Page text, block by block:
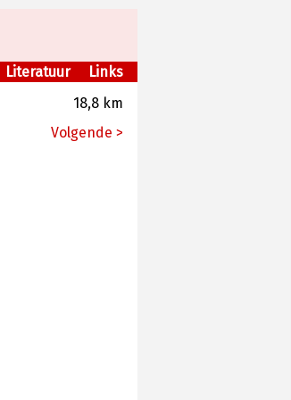
Literatuur Links
18,8 km
Volgende >